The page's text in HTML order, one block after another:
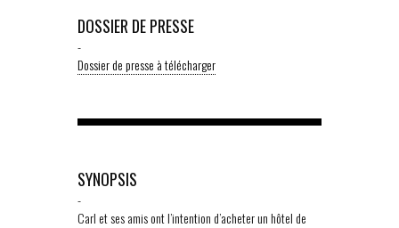
DOSSIER DE PRESSE
-
Dossier de presse à télécharger
SYNOPSIS
-
Carl et ses amis ont l’intention d’acheter un hôtel de